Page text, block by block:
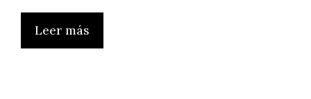
Leer más